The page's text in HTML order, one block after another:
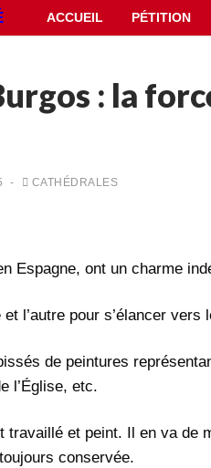
ACCUEIL PÉTITION
: la
- CATHÉDRALES
Espagne, ont un charme
l’autre pour s’élancer vers
de peintures
l’Église, etc.
travaillé et peint. Il en va de
conservée.